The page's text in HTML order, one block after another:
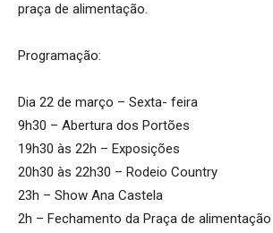
praça de alimentação.
Programação:
Dia 22 de março – Sexta- feira
9h30 – Abertura dos Portões
19h30 às 22h – Exposições
20h30 às 22h30 – Rodeio Country
23h – Show Ana Castela
2h – Fechamento da Praça de alimentação